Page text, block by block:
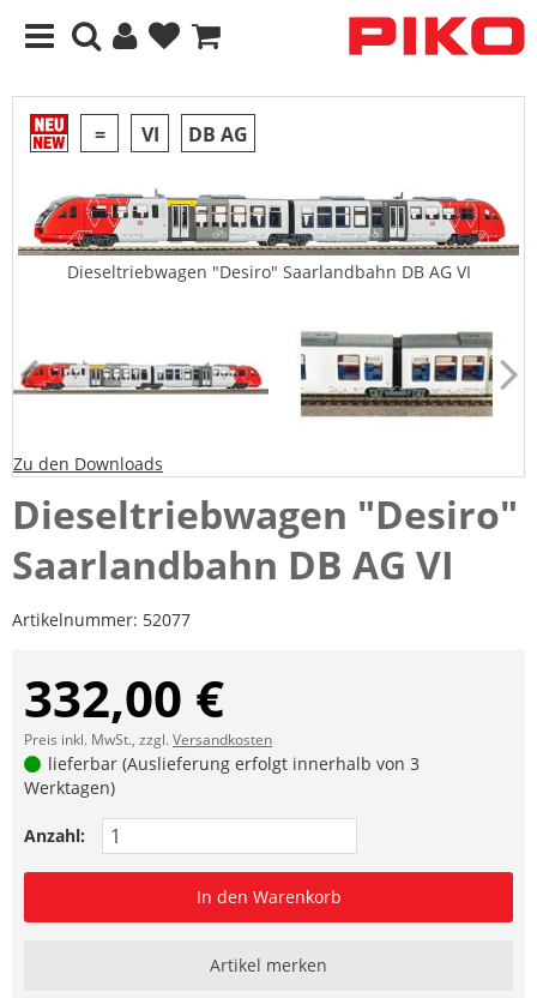
= VI DB AG
Dieseltriebwagen "Desiro" Saarlandbahn DB AG VI
Zu den Downloads
Dieseltriebwagen "Desiro"
Saarlandbahn DB AG VI
Artikelnummer: 52077
332,00 €
Preis inkl. MwSt., zzgl.Versandkosten
lieferbar (Auslieferung erfolgt innerhalb von 3
Werktagen)
Anzahl:
In den Warenkorb
Artikel merken